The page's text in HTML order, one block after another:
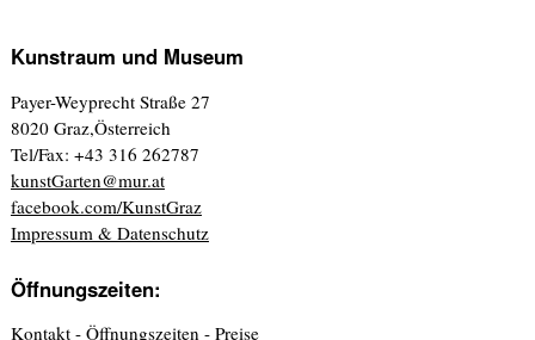
Kunstraum und Museum
Payer-Weyprecht Straße 27
8020 Graz,Österreich
Tel/Fax: +43 316 262787
kunstGarten@mur.at
facebook.com/KunstGraz
Impressum & Datenschutz
Öffnungszeiten:
Kontakt - Öffnungszeiten - Preise